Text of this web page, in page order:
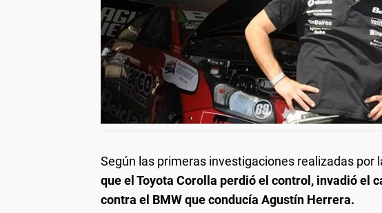
Según las primeras investigaciones realizadas por
que el Toyota Corolla perdió el control, invadió el
contra el BMW que conducía Agustín Herrera.